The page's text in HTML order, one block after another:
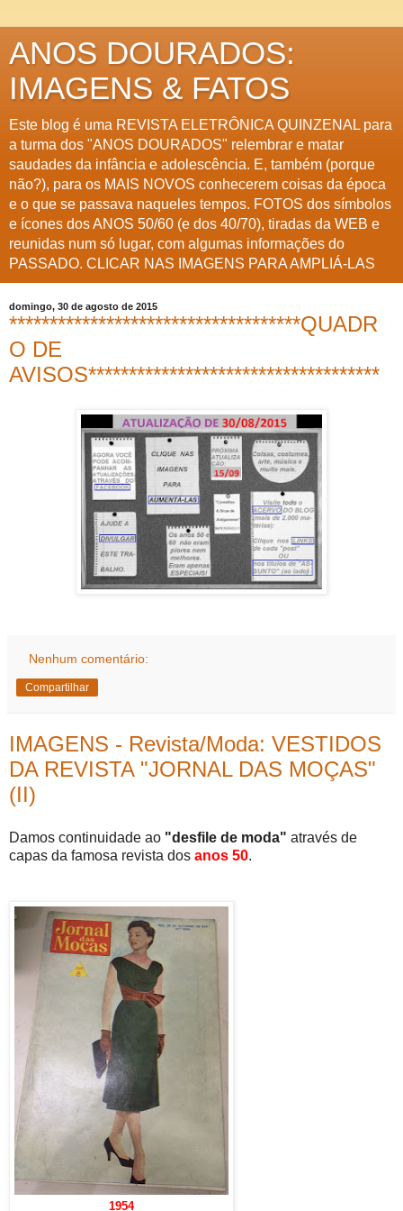
ANOS DOURADOS:
IMAGENS & FATOS
Este blog é uma REVISTA ELETRÔNICA QUINZENAL para
a turma dos "ANOS DOURADOS" relembrar e matar
saudades da infância e adolescência. E, também (porque
não?), para os MAIS NOVOS conhecerem coisas da época
e o que se passava naqueles tempos. FOTOS dos símbolos
e ícones dos ANOS 50/60 (e dos 40/70), tiradas da WEB e
reunidas num só lugar, com algumas informações do
PASSADO. CLICAR NAS IMAGENS PARA AMPLIÁ-LAS
domingo, 30 de agosto de 2015
************************************QUADR
O DE
AVISOS************************************
Nenhum comentário:
Compartilhar
IMAGENS - Revista/Moda: VESTIDOS
DA REVISTA "JORNAL DAS MOÇAS"
(II)
Damos continuidade ao "desfile de moda" através de
capas da famosa revista dos anos 50.
1954